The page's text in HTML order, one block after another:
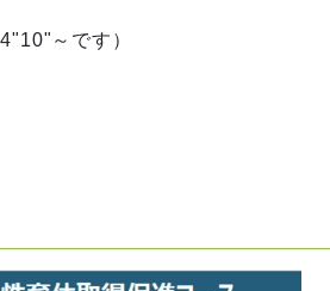
～です）